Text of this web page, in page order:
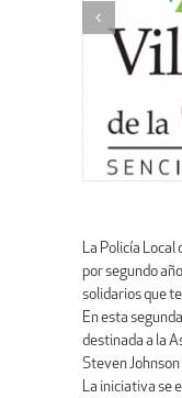
La Policía Local
por segundo
solidarios que
En esta
destinada a la
Steven
La iniciativa se